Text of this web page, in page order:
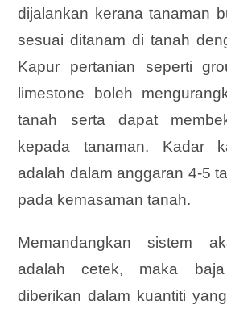
dijalankan kerana tanaman
sesuai ditanam di tanah
Kapur pertanian seperti
limestone boleh
tanah serta dapat
kepada tanaman. Kadar
adalah dalam anggaran 4-5
pada kemasaman tanah.
Memandangkan sistem
adalah cetek, maka
diberikan dalam kuantiti